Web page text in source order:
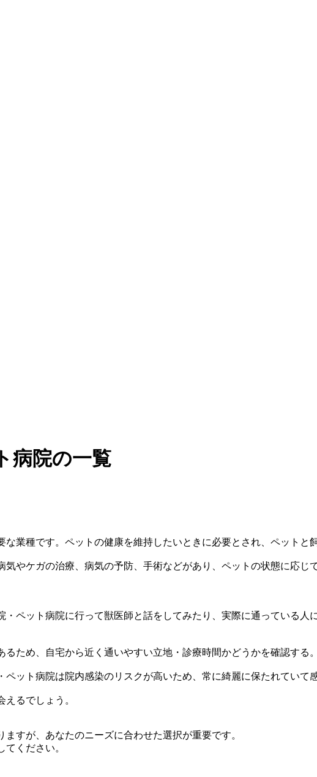
病院の一覧
業種です。ペットの健康を維持したいときに必要とされ、ペットと
やケガの治療、病気の予防、手術などがあり、ペットの状態に応じ
ペット病院に行って獣医師と話をしてみたり、実際に通っている人
ため、自宅から近く通いやすい立地・診療時間かどうかを確認する。
ット病院は院内感染のリスクが高いため、常に綺麗に保たれていて
るでしょう。
すが、あなたのニーズに合わせた選択が重要です。
ください。